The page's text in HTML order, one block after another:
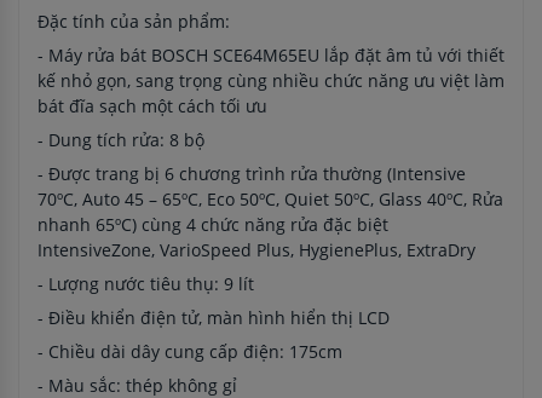
Đặc tính của sản phẩm:
- Máy rửa bát BOSCH SCE64M65EU lắp đặt âm tủ với thiết
kế nhỏ gọn, sang trọng cùng nhiều chức năng ưu việt làm
bát đĩa sạch một cách tối ưu
- Dung tích rửa: 8 bộ
- Được trang bị 6 chương trình rửa thường (Intensive
70ºC, Auto 45 – 65ºC, Eco 50ºC, Quiet 50ºC, Glass 40ºC, Rửa
nhanh 65ºC) cùng 4 chức năng rửa đặc biệt
IntensiveZone, VarioSpeed Plus, HygienePlus, ExtraDry
- Lượng nước tiêu thụ: 9 lít
- Điều khiển điện tử, màn hình hiển thị LCD
- Chiều dài dây cung cấp điện: 175cm
- Màu sắc: thép không gỉ